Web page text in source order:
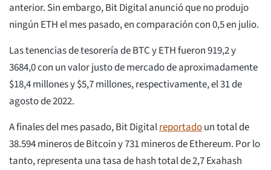
anterior. Sin embargo, Bit Digital anunció que no produjo
ningún ETH el mes pasado, en comparación con 0,5 en julio.
Las tenencias de tesorería de BTC y ETH fueron 919,2 y
3684,0 con un valor justo de mercado de aproximadamente
$18,4 millones y $5,7 millones, respectivamente, el 31 de
agosto de 2022.
A finales del mes pasado, Bit Digitalreportadoun total de
38.594 mineros de Bitcoin y 731 mineros de Ethereum. Por lo
tanto, representa una tasa de hash total de 2,7 Exahash